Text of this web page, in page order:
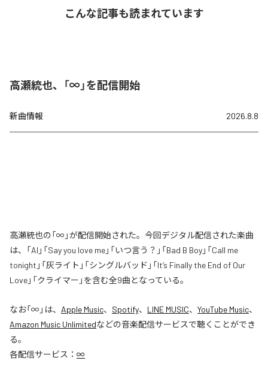
こんな記事も読まれています
高瀬統也、「∞」を配信開始
新曲情報 2026.8.8
高瀬統也の「∞」が配信開始された。今回デジタル配信された楽曲
は、「AI」「Say you love me」「いつ言う？」「Bad B Boy」「Call me
tonight」「灰ライト」「シングルバッド」「It’s Finally the End of Our
Love」「クライマー」を含む全9曲となっている。
なお「∞ 」は、 Apple Music、 Spotify、 LINE MUSIC、 YouTube Music、
Amazon Music Unlimitedなどの音楽配信サービスで聴くことができ
る。
各配信サービス： ∞